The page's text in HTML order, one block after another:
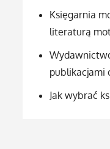
Księgarnia
literaturą
publikacjami
Jak wybrać